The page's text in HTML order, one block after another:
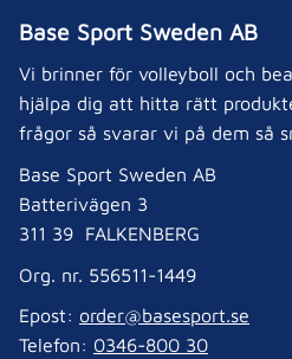
Base Sport Sweden AB
Vi brinner för volleyboll och
hjälpa dig att hitta rätt
frågor så svarar vi på dem så
Base Sport Sweden AB
Batterivägen 3
311 39 FALKENBERG
Org. nr. 556511-1449
Epost: order@basesport.se
Telefon: 0346-800 30